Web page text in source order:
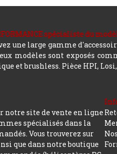
spécialiste du
une large gamme
modèles sont exposés
et brushless. Pièce HPI, Losi,
notre site de vente en ligne
spécialisés dans la
Vous trouverez sur
que dans notre boutique